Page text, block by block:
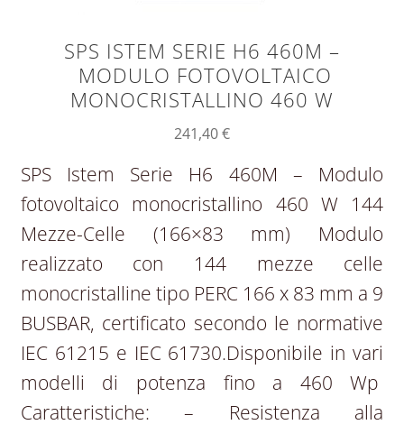
SPS ISTEM SERIE H6 460M –
MODULO FOTOVOLTAICO
MONOCRISTALLINO 460 W
241,40€
SPS Istem Serie H6 460M – Modulo
fotovoltaico monocristallino 460 W 144
Mezze-Celle (166×83 mm) Modulo
realizzato con 144 mezze celle
monocristalline tipo PERC 166 x 83 mm a 9
BUSBAR, certificato secondo le normative
IEC 61215 e IEC 61730.Disponibile in vari
modelli di potenza fino a 460 Wp
Caratteristiche: – Resistenza alla